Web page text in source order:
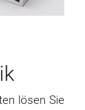
lösen Sie